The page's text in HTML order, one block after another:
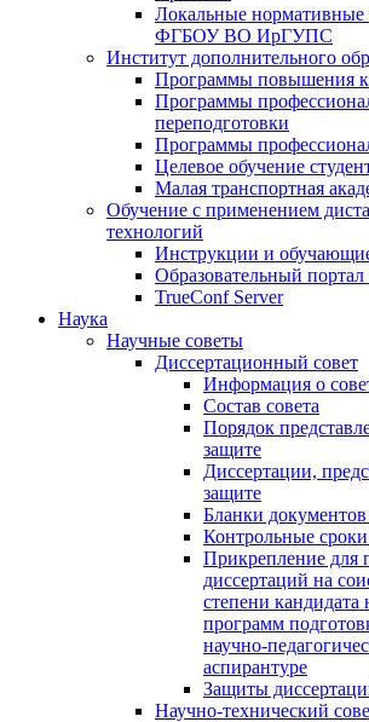
Локальные
ФГБОУ ВО ИрГУПС
Институт дополнительного
Программы повышения
Программы
переподготовки
Программы
Целевое обучение
Малая транспортная
Обучение с применением
технологий
Инструкции и
Образовательный
TrueConf Server
Наука
Научные советы
Диссертационный совет
Информация о
Состав совета
Порядок
защите
Диссертации,
защите
Бланки документов
Контрольные сроки
Прикрепление для
диссертаций на
степени кандидата
программ
научно-
аспирантуре
Защиты
Научно-технический